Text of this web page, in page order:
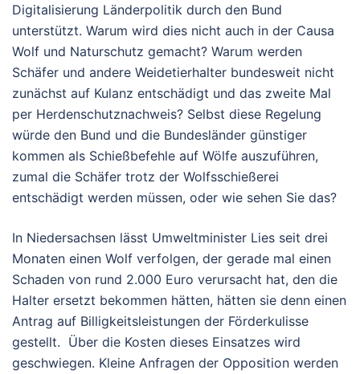
Digitalisierung Länderpolitik durch den Bund
unterstützt. Warum wird dies nicht auch in der Causa
Wolf und Naturschutz gemacht? Warum werden
Schäfer und andere Weidetierhalter bundesweit nicht
zunächst auf Kulanz entschädigt und das zweite Mal
per Herdenschutznachweis? Selbst diese Regelung
würde den Bund und die Bundesländer günstiger
kommen als Schießbefehle auf Wölfe auszuführen,
zumal die Schäfer trotz der Wolfsschießerei
entschädigt werden müssen, oder wie sehen Sie das?
In Niedersachsen lässt Umweltminister Lies seit drei
Monaten einen Wolf verfolgen, der gerade mal einen
Schaden von rund 2.000 Euro verursacht hat, den die
Halter ersetzt bekommen hätten, hätten sie denn einen
Antrag auf Billigkeitsleistungen der Förderkulisse
gestellt. Über die Kosten dieses Einsatzes wird
geschwiegen. Kleine Anfragen der Opposition werden